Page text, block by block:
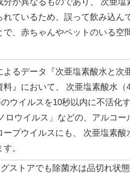
れているため、誤って飲み込ん
で、赤ちゃんやペットのいる空
よるデータ『次亜塩素酸水と次
料』において、 次亜塩素酸水（
ウイルスを10秒以内に不活化
ロウイルス」などの、アルコ
ープウイルスにも、 次亜塩素
。
ストアでも除菌水は品切れ状